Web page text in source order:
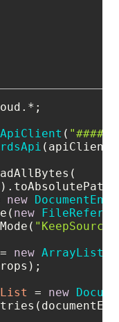
ApiClient ( "####-
new
new
= new ArrayList
= new